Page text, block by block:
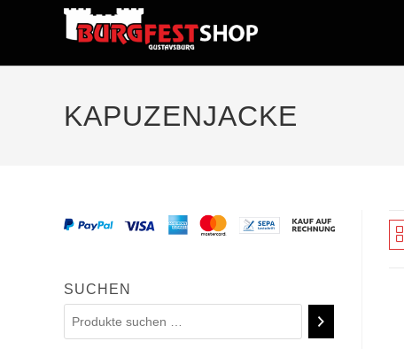
KAPUZENJACKE
SUCHEN